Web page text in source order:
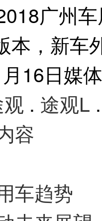
广州
本，新车
16日媒
. 途观L .
容
车趋势